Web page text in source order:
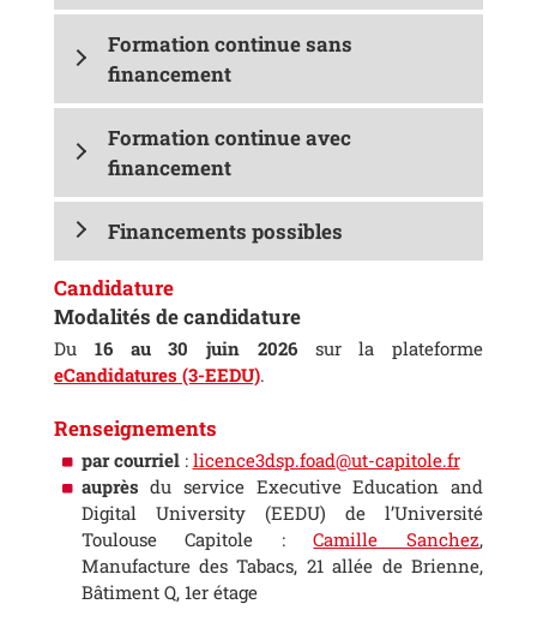
Formation continue sans
financement
Formation continue avec
financement
Financements possibles
Candidature
Modalités de candidature
Du 16 au 30 juin 2026 sur la plateforme
eCandidatures (3-EEDU).
Renseignements
par courriel: licence3dsp.foad@ut-capitole.fr
auprèsdu service Executive Education and
Digital University (EEDU) de l’Université
Toulouse Capitole :Camille Sanchez,
Manufacture des Tabacs, 21 allée de Brienne,
Bâtiment Q, 1er étage